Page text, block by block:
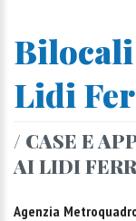
Lidi
/ CASE E
AI LIDI
Agenzia